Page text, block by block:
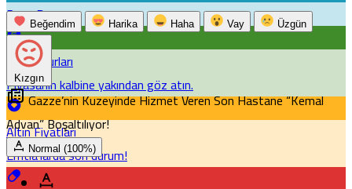
Puan Durumu
Döviz Kurları
Piyasanın kalbine yakından göz atın.
Altın Fiyatları
Emtia'larda son durum!
Beğendim Harika Haha Vay Üzgün
Kızgın
Gazze’nin Kuzeyinde Hizmet Veren Son Hastane “Kemal
Advan” Boşaltılıyor!
Normal (100%)